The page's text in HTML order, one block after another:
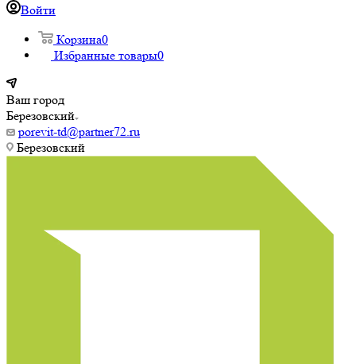
Войти
Корзина0
Избранные товары0
Ваш город
Березовский
porevit-td@partner72.ru
Березовский